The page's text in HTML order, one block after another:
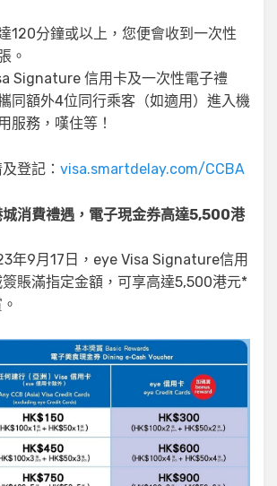
120分鐘或以上，您便會收到一次性
。
Signature 信用卡及一次性電子禮
同額外4位同行乘客（如適用）進入機
服務，嘆住等！
登記： visa.smartdelay.com/CCBA
城消費禮遇，電子現金券高達5,500港
年9月17日，eye Visa Signature信用
賬滿指定金額，可享高達5,500港元*